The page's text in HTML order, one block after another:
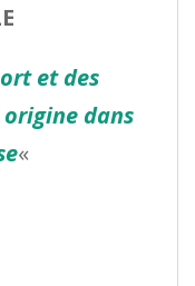
et des
dans
«